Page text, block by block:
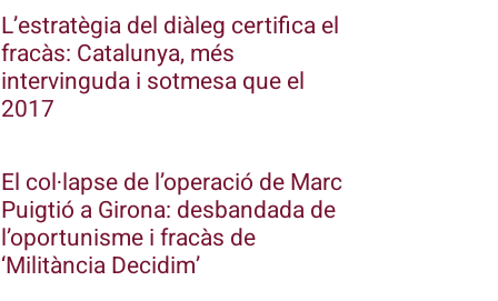
L’estratègia del diàleg certifica el
fracàs: Catalunya, més
intervinguda i sotmesa que el
2017
El col·lapse de l’operació de Marc
Puigtió a Girona: desbandada de
l’oportunisme i fracàs de
‘Militància Decidim’